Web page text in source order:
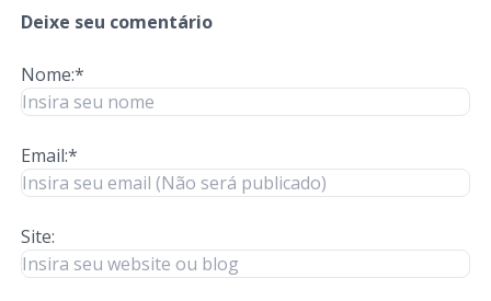
Deixe seu comentário
Nome:*
Email:*
Site: